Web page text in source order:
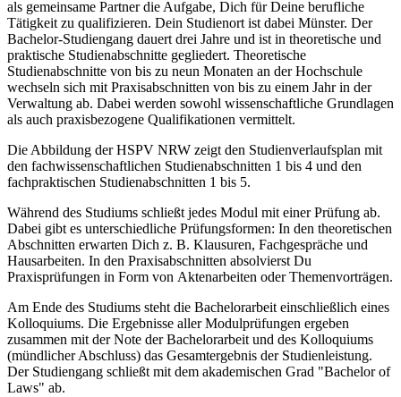
als gemeinsame Partner die Aufgabe, Dich für Deine berufliche
Tätigkeit zu qualifizieren. Dein Studienort ist dabei Münster. Der
Bachelor-Studiengang dauert drei Jahre und ist in theoretische und
praktische Studienabschnitte gegliedert. Theoretische
Studienabschnitte von bis zu neun Monaten an der Hochschule
wechseln sich mit Praxisabschnitten von bis zu einem Jahr in der
Verwaltung ab. Dabei werden sowohl wissenschaftliche Grundlagen
als auch praxisbezogene Qualifikationen vermittelt.
Die Abbildung der HSPV NRW zeigt den Studienverlaufsplan mit
den fachwissenschaftlichen Studienabschnitten 1 bis 4 und den
fachpraktischen Studienabschnitten 1 bis 5.
Während des Studiums schließt jedes Modul mit einer Prüfung ab.
Dabei gibt es unterschiedliche Prüfungsformen: In den theoretischen
Abschnitten erwarten Dich z. B. Klausuren, Fachgespräche und
Hausarbeiten. In den Praxisabschnitten absolvierst Du
Praxisprüfungen in Form von Aktenarbeiten oder Themenvorträgen.
Am Ende des Studiums steht die Bachelorarbeit einschließlich eines
Kolloquiums. Die Ergebnisse aller Modulprüfungen ergeben
zusammen mit der Note der Bachelorarbeit und des Kolloquiums
(mündlicher Abschluss) das Gesamtergebnis der Studienleistung.
Der Studiengang schließt mit dem akademischen Grad "Bachelor of
Laws" ab.